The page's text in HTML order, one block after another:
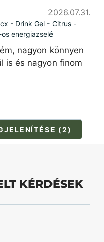
2026.07.31.
- Drink Gel - Citrus -
os energiazselé
nagyon könnyen
is és nagyon finom
(2)
KÉRDÉSEK